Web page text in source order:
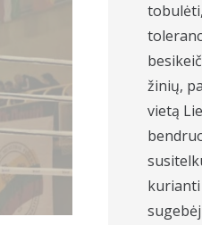
žinių,
vietą